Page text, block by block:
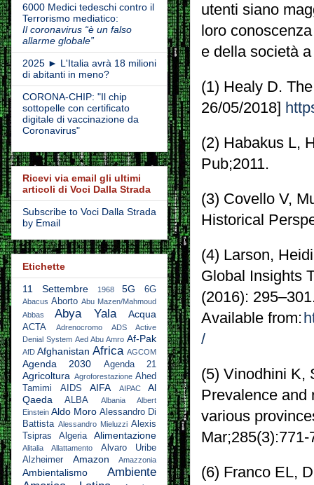
utenti siano
loro
e della società
(1) Healy D.
26/05/2018]
(2) Habakus L,
Pub;2011.
(3) Covello V,
Historical
(4) Larson,
Global Insights
(2016):
Available from:
/
(5) Vinodhini K,
Prevalence and
various
Mar;285(3):771-
(6) Franco EL,
6000 Medici tedeschi contro il
Terrorismo mediatico:
Il coronavirus “è un falso
allarme globale”
2025 ► L'Italia avrà 18 milioni
di abitanti in meno?
CORONA-CHIP: "Il chip
sottopelle con certificato
digitale di vaccinazione da
Coronavirus"
Ricevi via email gli ultimi
articoli di Voci Dalla Strada
Subscribe to Voci Dalla Strada
by Email
Etichette
11 Settembre
1968 5G 6G
Abacus Aborto Abu Mazen/Mahmoud
Abbas
Abya Yala Acqua
ACTA Adrenocromo
ADS Active
Denial System Aed Abu Amro Af-Pak
AfD Afghanistan Africa AGCOM
Agenda 2030 Agenda 21
Agricoltura Agroforestazione Ahed
Tamimi
AIDS AIFA AIPAC
Al
Qaeda
ALBA Albania
Albert
Einstein Aldo Moro Alessandro Di
Battista Alessandro Mieluzzi Alexis
Tsipras
Algeria Alimentazione
Alitalia Allattamento
Alvaro Uribe
Alzheimer
Amazon Amazzonia
Ambientalismo
Ambiente